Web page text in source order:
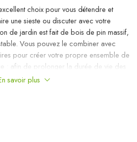
choix pour vous détendre et
une sieste ou discuter avec votre
de jardin est fait de bois de pin massif,
Vous pouvez le combiner avec
pour créer votre propre ensemble de
: afin de prolonger la durée de vie des
vous recommandons de les protéger avec
savoir plus